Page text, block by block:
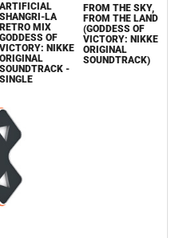
ARTIFICIAL
SHANGRI-LA
RETRO MIX
GODDESS OF
VICTORY: NIKKE
ORIGINAL
SOUNDTRACK -
SINGLE
FROM THE SKY,
FROM THE LAND
(GODDESS OF
VICTORY: NIKKE
ORIGINAL
SOUNDTRACK)